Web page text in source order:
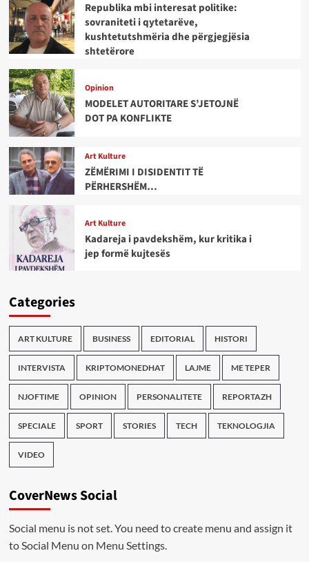
Republika mbi interesat politike:
sovraniteti i qytetarëve,
kushtetutshmëria dhe përgjegjësia
shtetërore
Opinion
MODELET AUTORITARE S’JETOJNË
DOT PA KONFLIKTE
Art Kulture
ZËMËRIMI I DISIDENTIT TË
PËRHERSHËM…
Art Kulture
Kadareja i pavdekshëm, kur kritika i
jep formë kujtesës
Categories
ART KULTURE BUSINESS EDITORIAL HISTORI
INTERVISTA KRIPTOMONEDHAT LAJME ME TEPER
NJOFTIME OPINION PERSONALITETE REPORTAZH
SPECIALE SPORT STORIES TECH TEKNOLOGJIA
VIDEO
CoverNews Social
Social menu is not set. You need to create menu and assign it
to Social Menu on Menu Settings.